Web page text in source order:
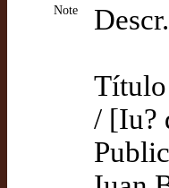
Note
Título
/ [Iu?